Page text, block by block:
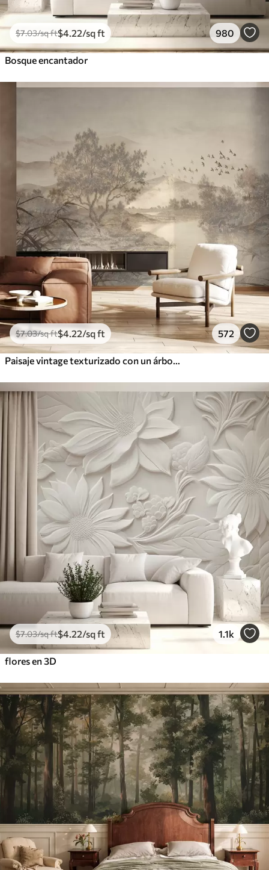
$7.03/sq ft$4.22/sq ft 980
Bosque encantador
$7.03/sq ft$4.22/sq ft 572
Paisaje vintage texturizado con un árbol cerca de un río y un cielo nublado, arte de la naturaleza en tonos sepia
$7.03/sq ft$4.22/sq ft 1.1k
flores en 3D